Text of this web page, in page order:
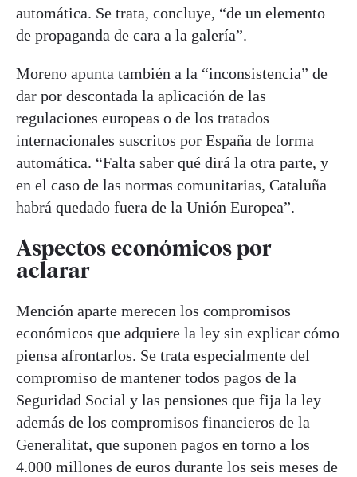
automática. Se trata, concluye, “de un elemento
de propaganda de cara a la galería”.
Moreno apunta también a la “inconsistencia” de
dar por descontada la aplicación de las
regulaciones europeas o de los tratados
internacionales suscritos por España de forma
automática. “Falta saber qué dirá la otra parte, y
en el caso de las normas comunitarias, Cataluña
habrá quedado fuera de la Unión Europea”.
Aspectos económicos por
aclarar
Mención aparte merecen los compromisos
económicos que adquiere la ley sin explicar cómo
piensa afrontarlos. Se trata especialmente del
compromiso de mantener todos pagos de la
Seguridad Social y las pensiones que fija la ley
además de los compromisos financieros de la
Generalitat, que suponen pagos en torno a los
4.000 millones de euros durante los seis meses de